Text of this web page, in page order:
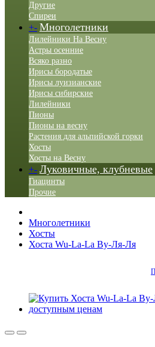
Другие
Спиреи
+- Многолетники
Лилейники На Весну
Астры осенние
Всяко разно
Ирисы бородатые
Ирисы луизианские
Ирисы сибирские
Лилейники
Пионы
Пионы на весну
Растения для альпийской горки
Хосты
Хосты на Весну
+- Луковичные, клубневые
Гиацинты
Прочие
Многолетники
Хосты
Хоста Wu-La-La Ву-Ля-Ля